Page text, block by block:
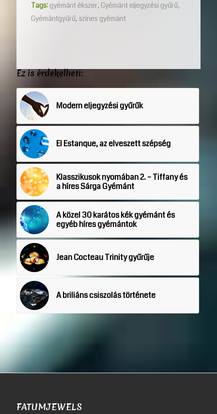
Tags:gyémánt ékszer, Gyémánt eljegyzési gyűrű,
Gyémántgyűrű, színes gyémánt
Ez is érdekelheti:
Modern eljegyzési gyűrűk
El Estanque, az elveszett szépség
Klasszikusok nyomában 2. – Tiffany és
a híres Sárga Gyémánt
A közel 30 karátos kék gyémánt és
egyéb híres gyémántok
Jean Cocteau Trinity gyűrűje
A briliáns csiszolás története
FATUMJEWELS